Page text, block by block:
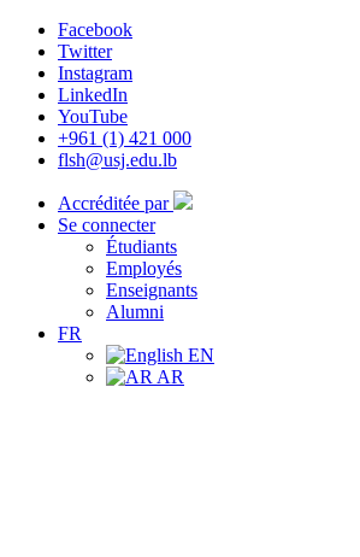
Facebook
Twitter
Instagram
LinkedIn
YouTube
+961 (1) 421 000
flsh@usj.edu.lb
Accréditée par
Se connecter
Étudiants
Employés
Enseignants
Alumni
FR
EN
AR